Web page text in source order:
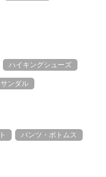
ハイキングシューズ
ンダル
パンツ・ボトムス